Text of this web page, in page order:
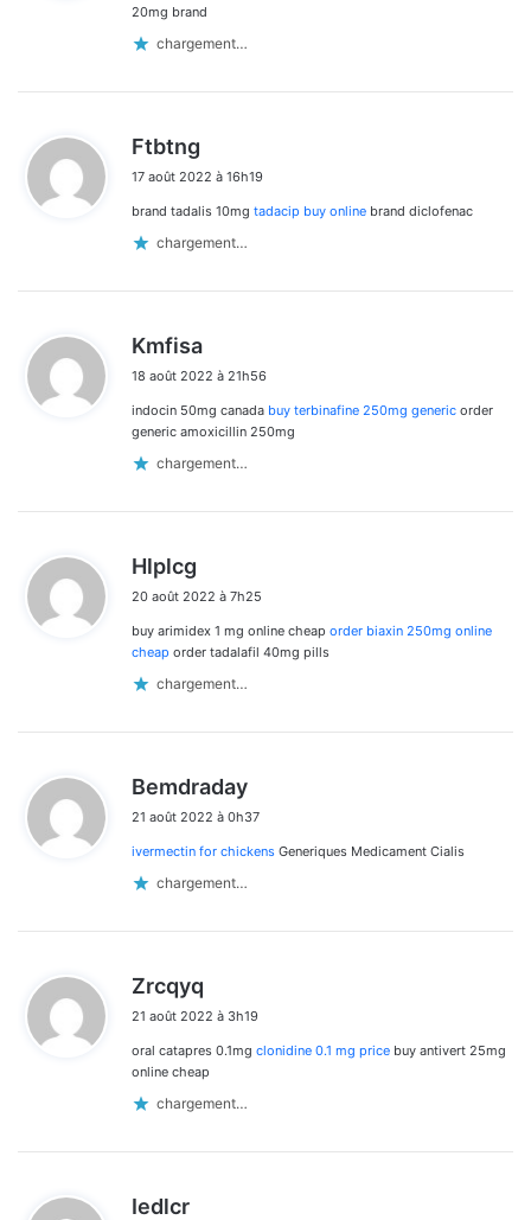
20mg brand
chargement…
Ftbtng
t
17 août 2022 à 16h19
brand tadalis 10mg tadacip buy online brand diclofenac
chargement…
Kmfisa
t
:
18 août 2022 à 21h56
indocin 50mg canada buy terbinafine 250mg generic order
generic amoxicillin 250mg
chargement…
Hlplcg
t
:
20 août 2022 à 7h25
buy arimidex 1 mg online cheap order biaxin 250mg online
cheap order tadalafil 40mg pills
chargement…
Bemdraday
t
21 août 2022 à 0h37
ivermectin for chickens Generiques Medicament Cialis
chargement…
Zrcqyq
t
:
21 août 2022 à 3h19
oral catapres 0.1mg clonidine 0.1 mg price buy antivert 25mg
online cheap
chargement…
Iedlcr